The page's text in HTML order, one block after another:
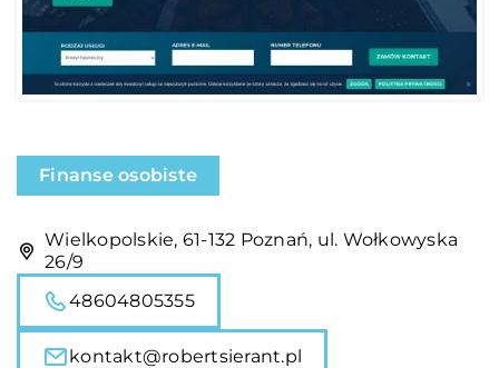
Finanse osobiste
Wielkopolskie, 61-132 Poznań, ul. Wołkowyska
26/9
48604805355
kontakt@robertsierant.pl